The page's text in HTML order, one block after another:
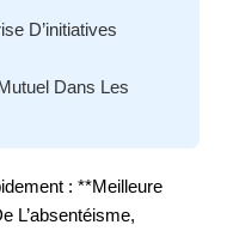
D’initiatives
Dans Les
: **meilleure
L’absentéisme,